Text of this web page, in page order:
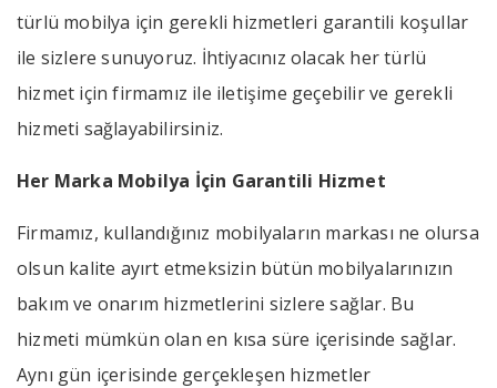
türlü mobilya için gerekli hizmetleri garantili koşullar
ile sizlere sunuyoruz. İhtiyacınız olacak her türlü
hizmet için firmamız ile iletişime geçebilir ve gerekli
hizmeti sağlayabilirsiniz.
Her Marka Mobilya İçin Garantili Hizmet
Firmamız, kullandığınız mobilyaların markası ne olursa
olsun kalite ayırt etmeksizin bütün mobilyalarınızın
bakım ve onarım hizmetlerini sizlere sağlar. Bu
hizmeti mümkün olan en kısa süre içerisinde sağlar.
Aynı gün içerisinde gerçekleşen hizmetler